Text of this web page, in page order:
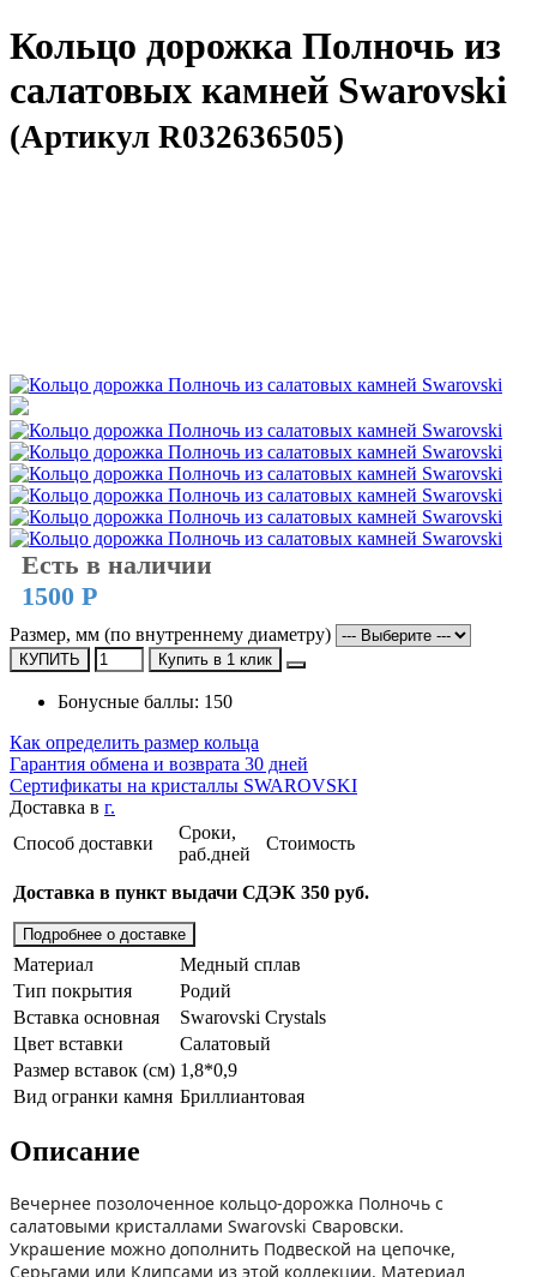
Кольцо дорожка Полночь из
салатовых камней Swarovski
(Артикул R032636505)
Есть в наличии
1500 Р
Размер, мм (по внутреннему диаметру)
КУПИТЬ Купить в 1 клик
Бонусные баллы: 150
Как определить размер кольца
Гарантия обмена и возврата 30 дней
Сертификаты на кристаллы SWAROVSKI
Доставка в г.
Способ доставки
Сроки,
раб.дней
Стоимость
Доставка в пункт выдачи СДЭК 350 руб.
Подробнее о доставке
Материал
Медный сплав
Тип покрытия
Родий
Вставка основная
Swarovski Crystals
Цвет вставки
Салатовый
Размер вставок (см) 1,8*0,9
Вид огранки камня Бриллиантовая
Описание
Вечернее позолоченное кольцо-дорожка Полночь с
салатовыми кристаллами Swarovski Сваровски.
Украшение можно дополнить Подвеской на цепочке,
Серьгами или Клипсами из этой коллекции. Материал